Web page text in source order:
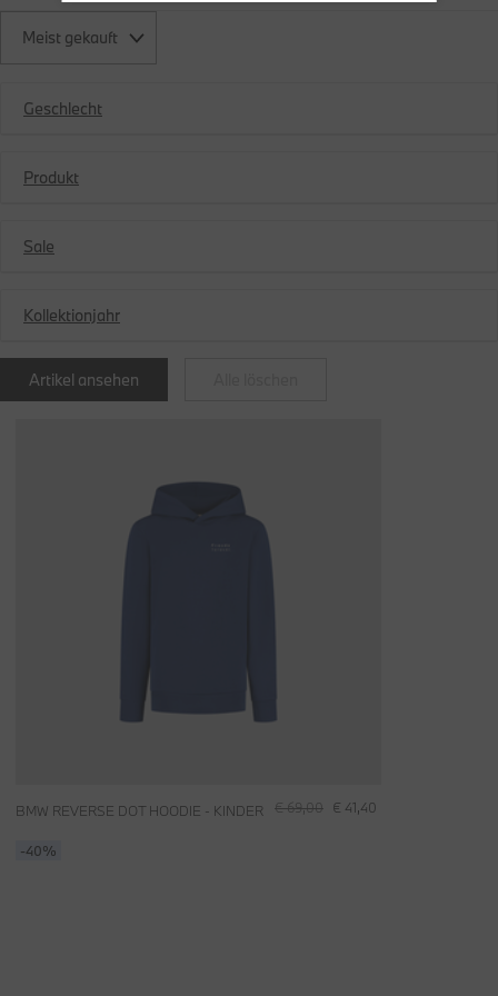
Meist gekauft
Geschlecht
Produkt
Sale
Kollektionjahr
Artikel ansehen
€ 69,00 € 41,40
BMW REVERSE DOT HOODIE - KINDER
-40%